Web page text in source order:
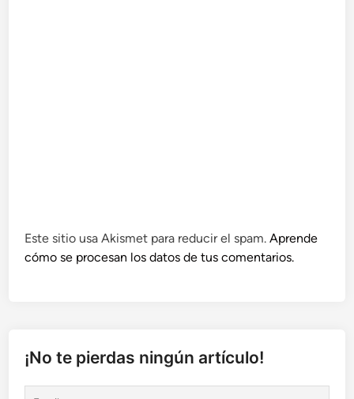
Este sitio usa Akismet para reducir el spam.Aprende
cómo se procesan los datos de tus comentarios.
¡No te pierdas ningún artículo!